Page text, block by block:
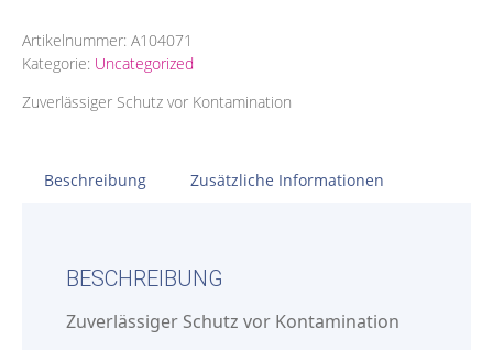
Artikelnummer: A104071
Kategorie: Uncategorized
Zuverlässiger Schutz vor Kontamination
Beschreibung Zusätzliche Informationen
BESCHREIBUNG
Zuverlässiger Schutz vor Kontamination